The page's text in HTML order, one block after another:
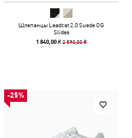
Шлепанцы Leadcat 2.0 Suede OG
Slides
1 840,00 ₴2 590,00 ₴
-25%